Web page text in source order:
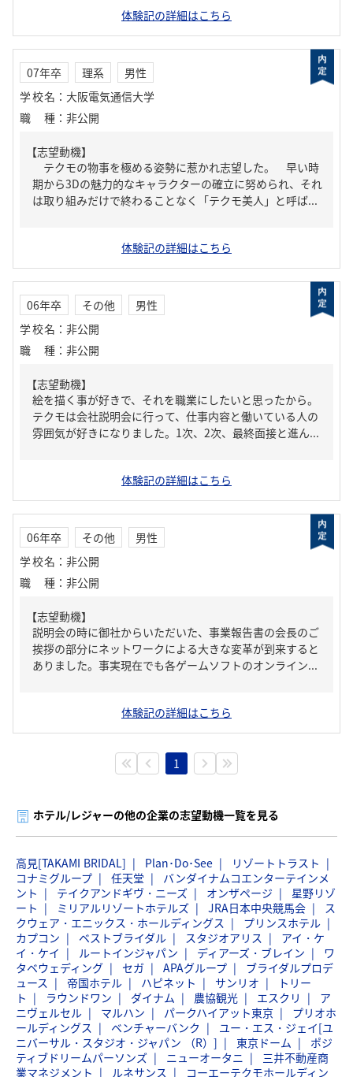
体験記の詳細はこちら
07年卒 理系
男性
学校名 ： 大阪電気通信大学
職種 ： 非公開
【志望動機】
テクモの物事を極める姿勢に惹かれ志望した。 早い時
期から3Dの魅力的なキャラクターの確立に努められ、それ
は取り組みだけで終わることなく「テクモ美人」と呼ば...
体験記の詳細はこちら
06年卒 その他
男性
学校名 ： 非公開
職種 ： 非公開
【志望動機】
絵を描く事が好きで、それを職業にしたいと思ったから。
テクモは会社説明会に行って、仕事内容と働いている人の
雰囲気が好きになりました。1次、2次、最終面接と進ん...
体験記の詳細はこちら
06年卒 その他
男性
学校名 ： 非公開
職種 ： 非公開
【志望動機】
説明会の時に御社からいただいた、事業報告書の会長のご
挨拶の部分にネットワークによる大きな変革が到来すると
ありました。事実現在でも各ゲームソフトのオンライン...
体験記の詳細はこちら
1
ホテル/レジャーの他の企業の志望動機一覧を見る
高見[TAKAMI BRIDAL] Plan･Do･See
リゾートトラスト
コナミグループ
任天堂
バンダイナムコエンターテインメ
ント
テイクアンドギヴ・ニーズ オンザページ
星野リゾ
ート
ミリアルリゾートホテルズ JRA日本中央競馬会
ス
クウェア・エニックス・ホールディングス
プリンスホテル
カプコン
ベストブライダル スタジオアリス
アイ・ケ
イ・ケイ
ルートインジャパン ディアーズ・ブレイン
ワ
タベウェディング
セガ APAグループ
ブライダルプロデ
ュース
帝国ホテル ハピネット サンリオ
トリー
ト
ラウンドワン ダイナム 農協観光 エスクリ
ア
ニヴェルセル
マルハン パークハイアット東京
プリオホ
ールディングス
ベンチャーバンク
ユー・エス・ジェイ[ユ
ニバーサル・スタジオ・ジャパン （R）]
東京ドーム
ポジ
ティブドリームパーソンズ
ニューオータニ
三井不動産商
業マネジメント
ルネサンス コーエーテクモホールディン